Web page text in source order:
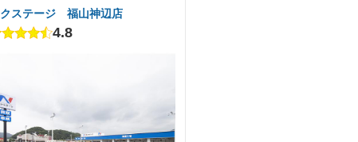
ステージ 福山神辺店
4.8